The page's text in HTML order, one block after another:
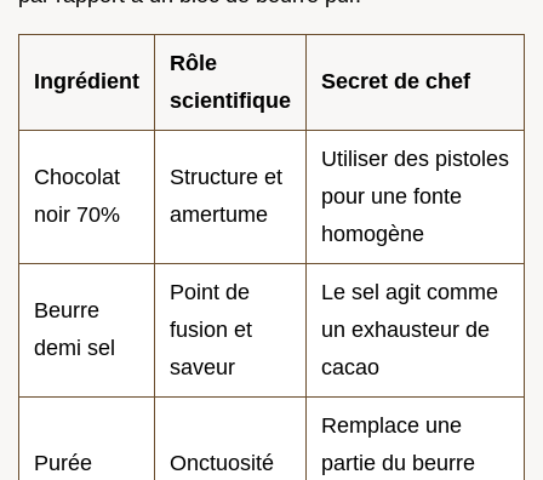
Ingrédient
Rôle
scientifique
Secret de chef
Chocolat
noir 70%
Structure et
amertume
Utiliser des pistoles
pour une fonte
homogène
Beurre
demi sel
Point de
fusion et
saveur
Le sel agit comme
un exhausteur de
cacao
Purée
Onctuosité
Remplace une
partie du beurre